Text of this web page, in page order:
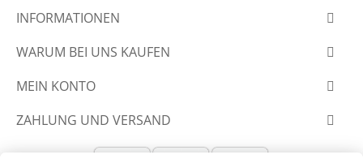
INFORMATIONEN
WARUM BEI UNS KAUFEN
MEIN KONTO
ZAHLUNG UND VERSAND